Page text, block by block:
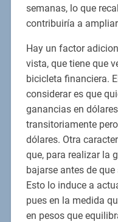
semanas, lo que
contribuiría a
Hay un factor
vista, que tiene que
bicicleta financiera.
considerar es que
ganancias en
transitoriamente
dólares. Otra
que, para realizar la
bajarse antes de
Esto lo induce a
pues en la medida
en pesos que